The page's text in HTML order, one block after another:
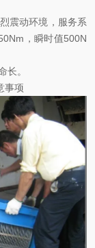
震动环境，服务系
，瞬时值500N
长。